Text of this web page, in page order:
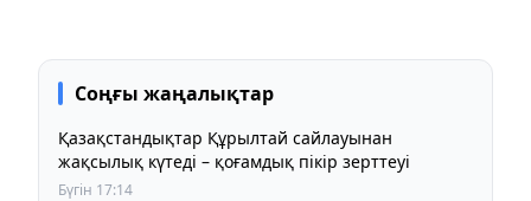
Соңғы жаңалықтар
Қазақстандықтар Құрылтай сайлауынан
жақсылық күтеді – қоғамдық пікір зерттеуі
Бүгін 17:14